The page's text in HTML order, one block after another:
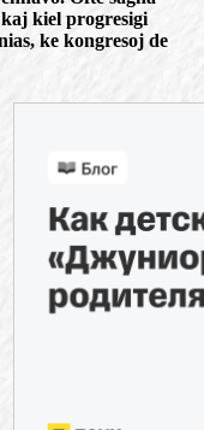
kiel progresigi
ke kongresoj de